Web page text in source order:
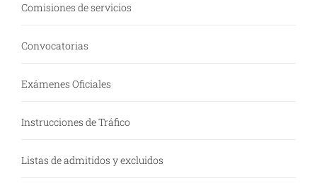
Comisiones de servicios
Convocatorias
Exámenes Oficiales
Instrucciones de Tráfico
Listas de admitidos y excluidos